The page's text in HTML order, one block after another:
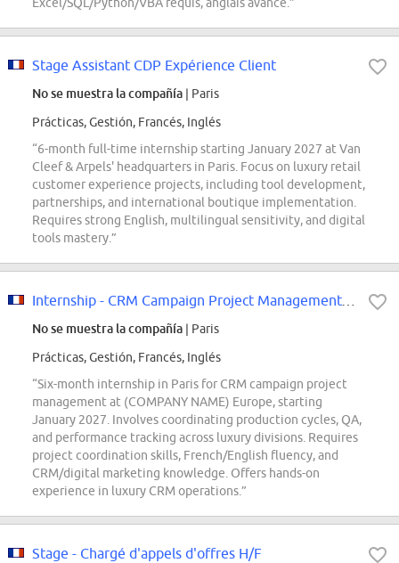
Stage Assistant CDP Expérience Client
No se muestra la compañía | Paris
Prácticas, Gestión, Francés, Inglés
“6-month full-time internship starting January 2027 at Van
Cleef & Arpels' headquarters in Paris. Focus on luxury retail
customer experience projects, including tool development,
partnerships, and international boutique implementation.
Requires strong English, multilingual sensitivity, and digital
tools mastery.”
Internship - CRM Campaign Project Management- (COMPANY NAME) Europe - January...
No se muestra la compañía | Paris
Prácticas, Gestión, Francés, Inglés
“Six-month internship in Paris for CRM campaign project
management at (COMPANY NAME) Europe, starting
January 2027. Involves coordinating production cycles, QA,
and performance tracking across luxury divisions. Requires
project coordination skills, French/English fluency, and
CRM/digital marketing knowledge. Offers hands-on
experience in luxury CRM operations.”
Stage - Chargé d'appels d'offres H/F